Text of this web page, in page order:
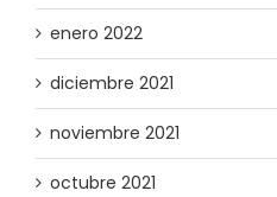
enero 2022
diciembre 2021
noviembre 2021
octubre 2021